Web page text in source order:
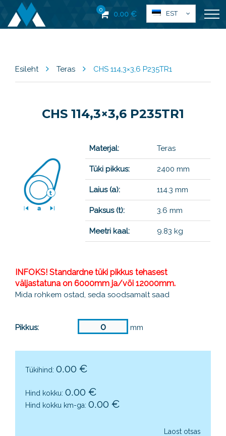
0 0.00 € EST
Esileht Teras CHS 114,3×3,6 P235TR1
CHS 114,3×3,6 P235TR1
Materjal: Teras
Tüki pikkus: 2400 mm
Laius (a): 114.3 mm
Paksus (t): 3.6 mm
Meetri kaal: 9.83 kg
INFOKS! Standardne tüki pikkus tehasest
väljastatuna on 6000mm ja/või 12000mm.
Mida rohkem ostad, seda soodsamalt saad
Pikkus: mm
Tükihind: 0.00 €
Hind kokku: 0.00 €
Hind kokku km-ga: 0.00 €
Laost otsas